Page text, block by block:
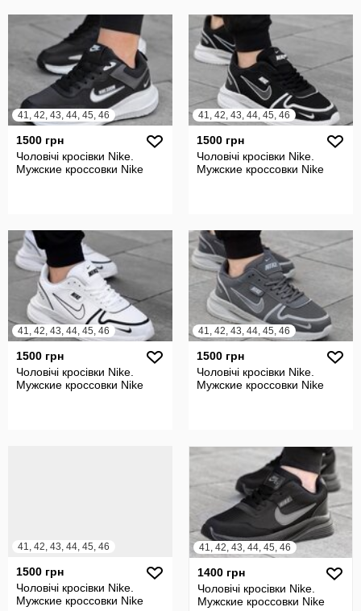
41, 42, 43, 44, 45, 46
1500 грн
Чоловічі кросівки Nike.
Мужские кроссовки Nike
41, 42, 43, 44, 45, 46
1500 грн
Чоловічі кросівки Nike.
Мужские кроссовки Nike
41, 42, 43, 44, 45, 46
1500 грн
Чоловічі кросівки Nike.
Мужские кроссовки Nike
41, 42, 43, 44, 45, 46
1500 грн
Чоловічі кросівки Nike.
Мужские кроссовки Nike
41, 42, 43, 44, 45, 46
1500 грн
Чоловічі кросівки Nike.
Мужские кроссовки Nike
41, 42, 43, 44, 45, 46
1400 грн
Чоловічі кросівки Nike.
Мужские кроссовки Nike